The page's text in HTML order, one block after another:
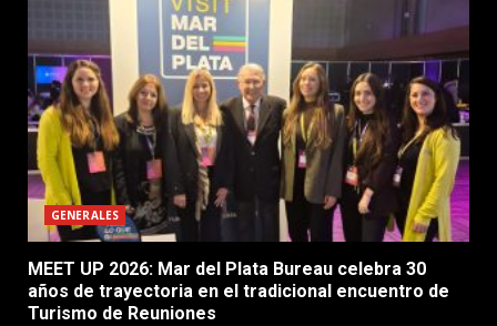
GENERALES
MEET UP 2026: Mar del Plata Bureau celebra 30
años de trayectoria en el tradicional encuentro de
Turismo de Reuniones